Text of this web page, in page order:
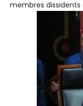
membres dissidents